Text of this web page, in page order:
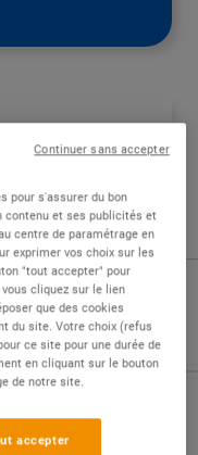
PRENEZ LES
et l'envie de
Hypermarché
de Pôle
rigueur et
pour s'assurer du bon
contenu et ses publicités et
centre de paramétrage en
exprimer vos choix sur les
"tout accepter" pour
cliquez sur le lien
que des cookies
du site. Votre choix (refus
ce site pour une durée de
en cliquant sur le bouton
de notre site.
accepter
Continuer sans accepter